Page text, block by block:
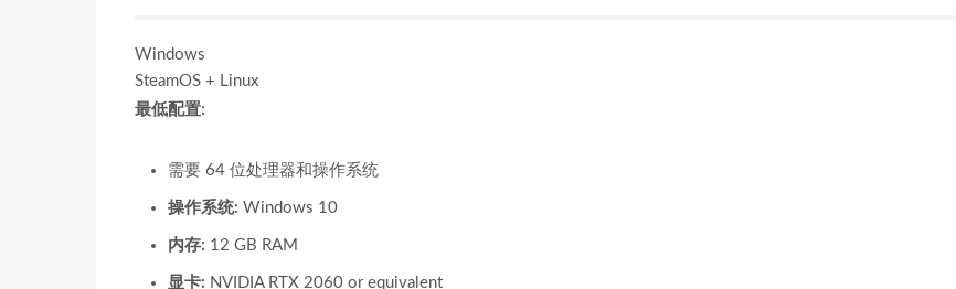
Windows
SteamOS + Linux
最低配置:
需要 64 位处理器和操作系统
操作系统: Windows 10
内存: 12 GB RAM
显卡: NVIDIA RTX 2060 or equivalent